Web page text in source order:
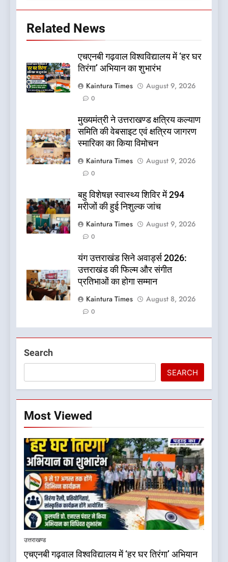
Related News
एचएनबी गढ़वाल विश्वविद्यालय में ‘हर घर
तिरंगा’ अभियान का शुभारंभ
Kaintura Times
August 9, 2026
0
मुख्यमंत्री ने उत्तराखण्ड क्षत्रिय कल्याण
समिति की वेबसाइट एवं क्षत्रिय जागरण
स्मारिका का किया विमोचन
Kaintura Times
August 9, 2026
0
बहु विशेषज्ञ स्वास्थ्य शिविर में 294
मरीजों की हुई निशुल्क जांच
Kaintura Times
August 9, 2026
0
यंग उत्तराखंड सिने अवार्ड्स 2026:
उत्तराखंड की फिल्म और संगीत
प्रतिभाओं का होगा सम्मान
Kaintura Times
August 8, 2026
0
Search
SEARCH
Most Viewed
उत्तराखण्ड
एचएनबी गढ़वाल विश्वविद्यालय में ‘हर घर तिरंगा’ अभियान
5
बड़ी खबर:16 करोड़ के पुल मामले में
धामी सरकार का बड़ा एक्शन